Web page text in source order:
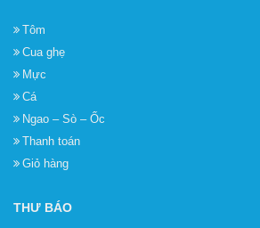
Tôm
Cua ghẹ
Mực
Cá
Ngao – Sò – Ốc
Thanh toán
Giỏ hàng
THƯ BÁO